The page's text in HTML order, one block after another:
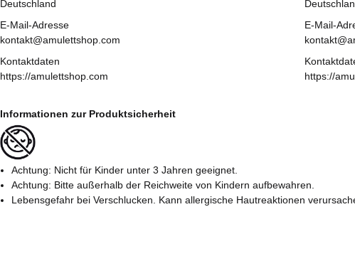
Deutschland
E-Mail-Adresse
kontakt@amulettshop.com
Kontaktdaten
https://amulettshop.com
E-Mail-
https://
Informationen zur Produktsicherheit
Achtung: Nicht für Kinder unter 3 Jahren geeignet.
Achtung: Bitte außerhalb der Reichweite von Kindern aufbewahren.
Lebensgefahr bei Verschlucken. Kann allergische Hautreaktionen